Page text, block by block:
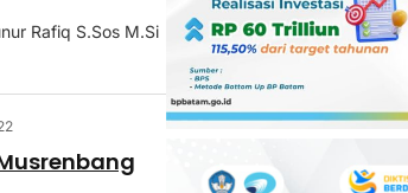
Rafiq S.Sos M.Si